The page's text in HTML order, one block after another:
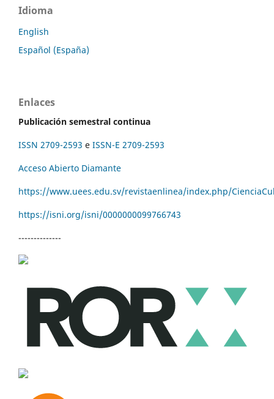
Idioma
English
Español (España)
Enlaces
Publicación semestral continua
ISSN 2709-2593 e ISSN-E 2709-2593
Acceso Abierto Diamante
https://www.uees.edu.sv/revistaenlinea/index.php/
https://isni.org/isni/0000000099766743
--------------